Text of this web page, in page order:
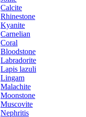
Calcite
Rhinestone
Kyanite
Carnelian
Coral
Bloodstone
Labradorite
Lapis lazuli
Lingam
Malachite
Moonstone
Muscovite
Nephritis